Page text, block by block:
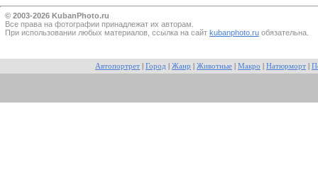
© 2003-2026 KubanPhoto.ru
Все прaва на фотографии принадлежат их авторам.
При использовании любых материалов, ссылка на сайт kubanphoto.ru обязательна.
Автопортрет Город Жанр Животные Макро Натюрморт